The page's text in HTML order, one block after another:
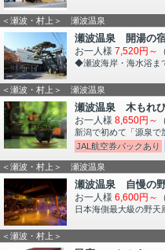
＜瀬波・村上＞ 瀬波温泉
瀬波温泉 開湯の
お一人様 7,520円～
◆瀬波海岸・海水浴ま
＜瀬波・村上＞ 瀬波温泉
瀬波温泉 木もれ
お一人様 8,650円～
新潟で初めて「源泉
JAL航空券パックあり
＜瀬波・村上＞ 瀬波温泉
瀬波温泉 自慢の
お一人様 6,600円～
日本海側最大級の野天
＜瀬波・村上＞